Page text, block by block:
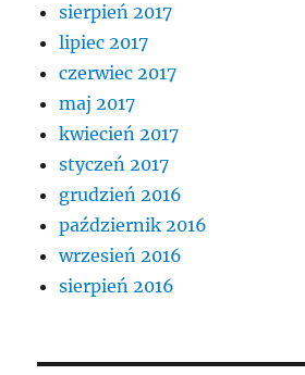
sierpień 2017
lipiec 2017
czerwiec 2017
maj 2017
kwiecień 2017
styczeń 2017
grudzień 2016
październik 2016
wrzesień 2016
sierpień 2016